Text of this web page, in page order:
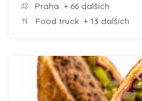
Praha + 66 dalších
Food truck + 13 dalších